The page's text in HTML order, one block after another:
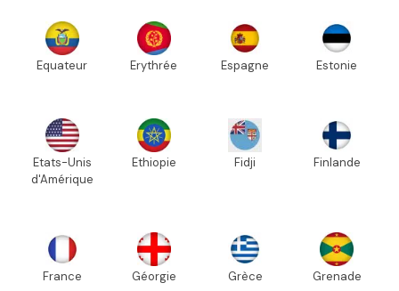
Equateur Erythrée Espagne Estonie
Etats-Unis
d'Amérique
Ethiopie Fidji Finlande
France Géorgie Grèce Grenade